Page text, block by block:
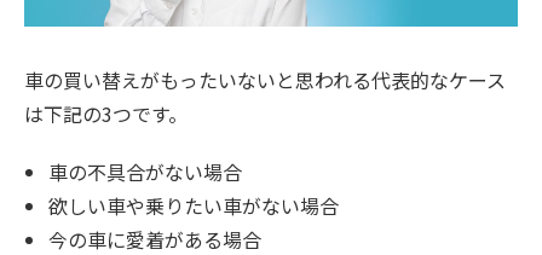
車の買い替えがもったいないと思われる代表的なケース
は下記の3つです。
車の不具合がない場合
欲しい車や乗りたい車がない場合
今の車に愛着がある場合